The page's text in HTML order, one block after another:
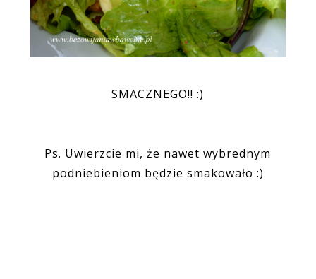
SMACZNEGO!! :)
Ps. Uwierzcie mi, że nawet wybrednym
podniebieniom będzie smakowało :)